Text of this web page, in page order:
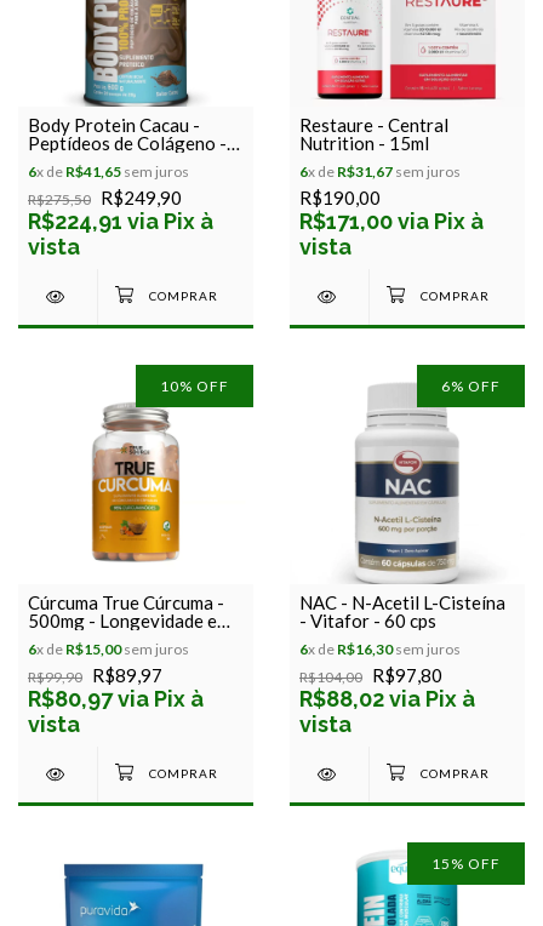
Body Protein Cacau -
Peptídeos de Colágeno -
Equaliv - 600g
6x de R$41,65 sem juros
R$275,50 R$249,90
R$224,91 via Pix à
vista
Restaure - Central
Nutrition - 15ml
6x de R$31,67 sem juros
R$190,00
R$171,00 via Pix à
vista
10% OFF
Cúrcuma True Cúrcuma -
500mg - Longevidade e
Prevenção - True Source -
60 cápsulas
6x de R$15,00sem juros
R$99,90 R$89,97
R$80,97 via Pix à
vista
6% OFF
NAC - N-Acetil L-Cisteína
- Vitafor - 60 cps
6x de R$16,30sem juros
R$104,00 R$97,80
R$88,02 via Pix à
vista
15 % OFF